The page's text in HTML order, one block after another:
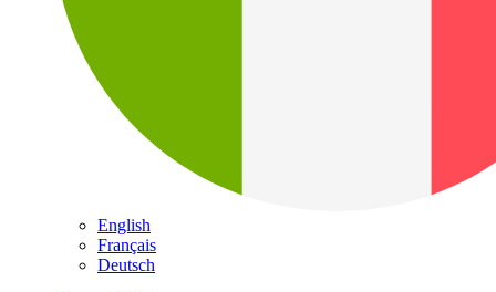
English
Français
Deutsch